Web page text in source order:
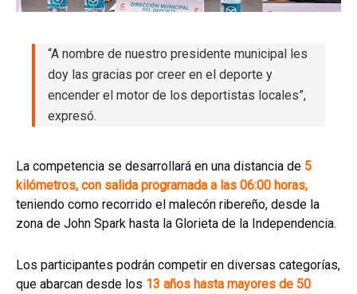
“A nombre de nuestro presidente municipal les
doy las gracias por creer en el deporte y
encender el motor de los deportistas locales”,
expresó.
La competencia se desarrollará en una distancia de 5
kilómetros, con salida programada a las 06:00 horas,
teniendo como recorrido el malecón ribereño, desde la
zona de John Spark hasta la Glorieta de la Independencia.
Los participantes podrán competir en diversas categorías,
que abarcan desde los 13 años hasta mayores de 50